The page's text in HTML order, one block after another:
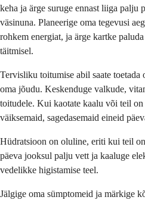
keha ja ärge suruge ennast liiga palju
väsinuna. Planeerige oma tegevusi
rohkem energiat, ja ärge kartke
täitmisel.
Tervisliku toitumise abil saate toetada
oma jõudu. Keskenduge valkude,
toitudele. Kui kaotate kaalu või teil
väiksemaid, sagedasemaid eineid
Hüdratsioon on oluline, eriti kui teil
päeva jooksul palju vett ja kaaluge
vedelikke higistamise teel.
Jälgige oma sümptomeid ja märkige